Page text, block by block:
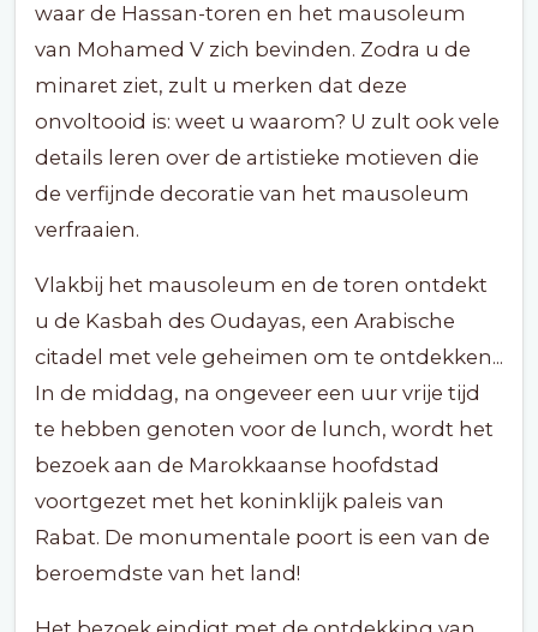
waar de Hassan-toren en het mausoleum
van Mohamed V zich bevinden. Zodra u de
minaret ziet, zult u merken dat deze
onvoltooid is: weet u waarom? U zult ook vele
details leren over de artistieke motieven die
de verfijnde decoratie van het mausoleum
verfraaien.
Vlakbij het mausoleum en de toren ontdekt
u de Kasbah des Oudayas, een Arabische
citadel met vele geheimen om te ontdekken...
In de middag, na ongeveer een uur vrije tijd
te hebben genoten voor de lunch, wordt het
bezoek aan de Marokkaanse hoofdstad
voortgezet met het koninklijk paleis van
Rabat. De monumentale poort is een van de
beroemdste van het land!